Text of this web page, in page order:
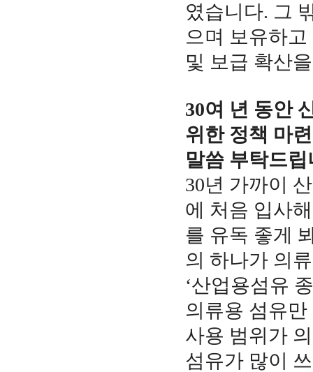
였습니다. 그
으며 보유하
및 보급 확산
30여 년 동안
위한 정책 마
말씀 부탁드
30년 가까이
에 처음 입사
를 유독 좋게
의 하나가 의
‘산업용섬유
의류용 섬유
사용 범위가
섬유가 많이